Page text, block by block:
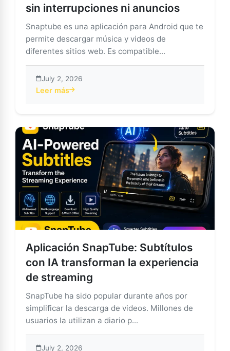
sin interrupciones ni anuncios
Snaptube es una aplicación para Android que te
permite descargar música y videos de
diferentes sitios web. Es compatible...
July 2, 2026
Leer más
about Aplicación Snaptube: Mira videos sin
Aplicación SnapTube: Subtítulos
con IA transforman la experiencia
de streaming
SnapTube ha sido popular durante años por
simplificar la descarga de videos. Millones de
usuarios la utilizan a diario p...
July 2, 2026